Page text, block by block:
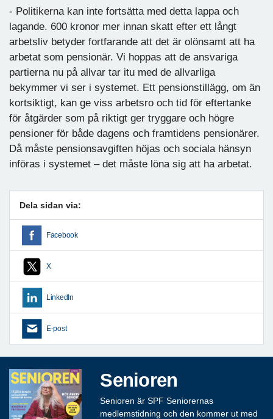
- Politikerna kan inte fortsätta med detta lappa och
lagande. 600 kronor mer innan skatt efter ett långt
arbetsliv betyder fortfarande att det är olönsamt att ha
arbetat som pensionär. Vi hoppas att de ansvariga
partierna nu på allvar tar itu med de allvarliga
bekymmer vi ser i systemet. Ett pensionstillägg, om än
kortsiktigt, kan ge viss arbetsro och tid för eftertanke
för åtgärder som på riktigt ger tryggare och högre
pensioner för både dagens och framtidens pensionärer.
Då måste pensionsavgiften höjas och sociala hänsyn
införas i systemet – det måste löna sig att ha arbetat.
Dela sidan via:
Facebook
X
LinkedIn
E-post
Senioren
Senioren är SPF Seniorernas
medlemstidning och den kommer ut med